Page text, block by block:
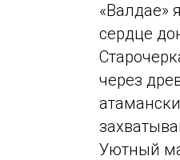
«Валдае»
сердце
через
Уютный